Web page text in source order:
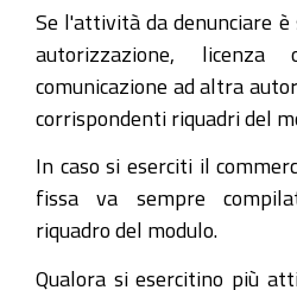
Se l'attività da denunciare
autorizzazione, licenza
comunicazione ad altra
corrispondenti riquadri del
In caso si eserciti il
fissa va sempre
riquadro del modulo.
Qualora si esercitino più